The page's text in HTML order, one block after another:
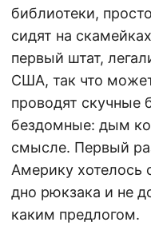
библиотеки,
сидят на
первый штат,
США, так что
проводят скучные
бездомные: дым
смысле. Первый
Америку хотелось
дно рюкзака и не
каким предлогом.